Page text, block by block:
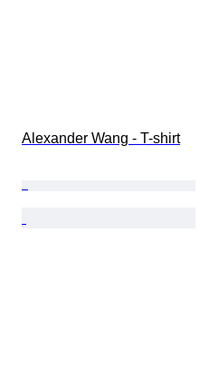
Alexander Wang - T-shirt